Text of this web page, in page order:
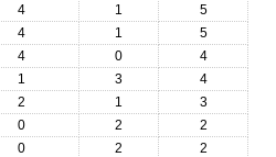
4 1
5
4 1
5
4 0
4
1 3
4
2 1
3
0 2
2
0 2
2